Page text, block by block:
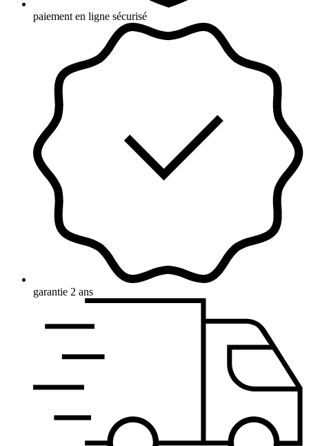
paiement en ligne sécurisé
garantie 2 ans